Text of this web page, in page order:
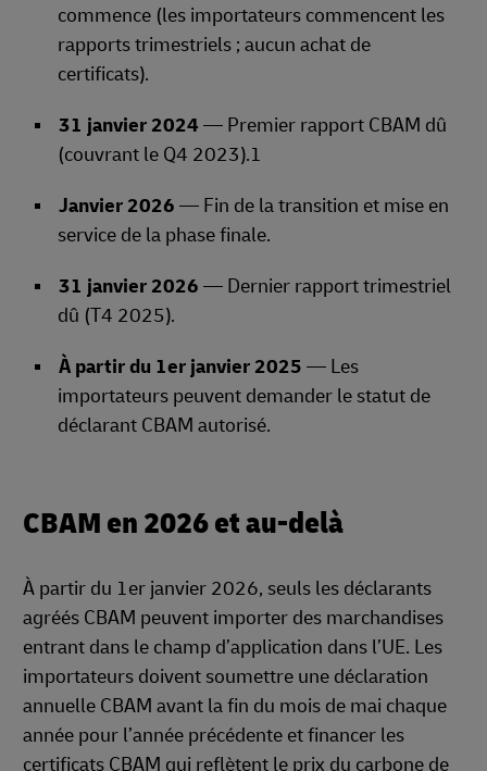
commence (les importateurs commencent les
rapports trimestriels ; aucun achat de
certificats).
31 janvier 2024 — Premier rapport CBAM dû
(couvrant le Q4 2023).1
Janvier 2026 — Fin de la transition et mise en
service de la phase finale.
31 janvier 2026 — Dernier rapport trimestriel
dû (T4 2025).
À partir du 1er janvier 2025 — Les
importateurs peuvent demander le statut de
déclarant CBAM autorisé.
CBAM en 2026 et au-delà
À partir du 1er janvier 2026, seuls les déclarants
agréés CBAM peuvent importer des marchandises
entrant dans le champ d’application dans l’UE. Les
importateurs doivent soumettre une déclaration
annuelle CBAM avant la fin du mois de mai chaque
année pour l’année précédente et financer les
certificats CBAM qui reflètent le prix du carbone de